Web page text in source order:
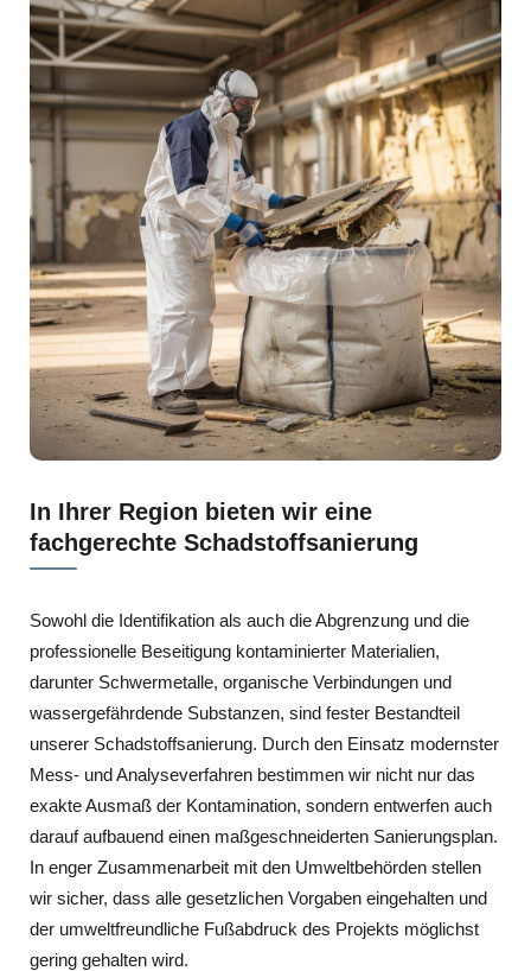
In Ihrer Region bieten wir eine
fachgerechte Schadstoffsanierung
Sowohl die Identifikation als auch die Abgrenzung und die
professionelle Beseitigung kontaminierter Materialien,
darunter Schwermetalle, organische Verbindungen und
wassergefährdende Substanzen, sind fester Bestandteil
unserer Schadstoffsanierung. Durch den Einsatz modernster
Mess- und Analyseverfahren bestimmen wir nicht nur das
exakte Ausmaß der Kontamination, sondern entwerfen auch
darauf aufbauend einen maßgeschneiderten Sanierungsplan.
In enger Zusammenarbeit mit den Umweltbehörden stellen
wir sicher, dass alle gesetzlichen Vorgaben eingehalten und
der umweltfreundliche Fußabdruck des Projekts möglichst
gering gehalten wird.